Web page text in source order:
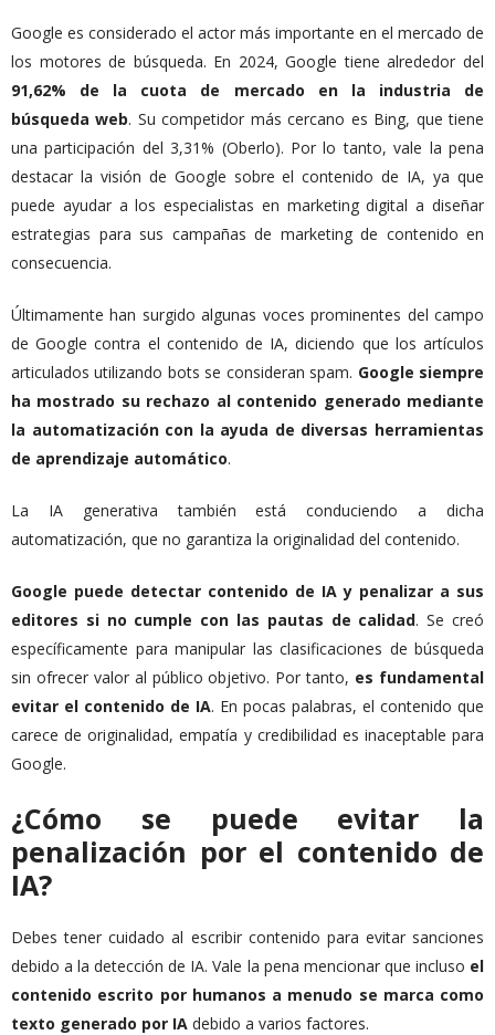
Google es considerado el actor más importante en el mercado de
los motores de búsqueda. En 2024, Google tiene alrededor del
91,62% de la cuota de mercado en la industria de
búsqueda web. Su competidor más cercano es Bing, que tiene
una participación del 3,31% (Oberlo). Por lo tanto, vale la pena
destacar la visión de Google sobre el contenido de IA, ya que
puede ayudar a los especialistas en marketing digital a diseñar
estrategias para sus campañas de marketing de contenido en
consecuencia.
Últimamente han surgido algunas voces prominentes del campo
de Google contra el contenido de IA, diciendo que los artículos
articulados utilizando bots se consideran spam. Google siempre
ha mostrado su rechazo al contenido generado mediante
la automatización con la ayuda de diversas herramientas
de aprendizaje automático.
La IA generativa también está conduciendo a dicha
automatización, que no garantiza la originalidad del contenido.
Google puede detectar contenido de IA y penalizar a sus
editores si no cumple con las pautas de calidad. Se creó
específicamente para manipular las clasificaciones de búsqueda
sin ofrecer valor al público objetivo. Por tanto, es fundamental
evitar el contenido de IA. En pocas palabras, el contenido que
carece de originalidad, empatía y credibilidad es inaceptable para
Google.
¿Cómo se puede evitar la
penalización por el contenido de
IA?
Debes tener cuidado al escribir contenido para evitar sanciones
debido a la detección de IA. Vale la pena mencionar que incluso el
contenido escrito por humanos a menudo se marca como
texto generado por IA debido a varios factores.